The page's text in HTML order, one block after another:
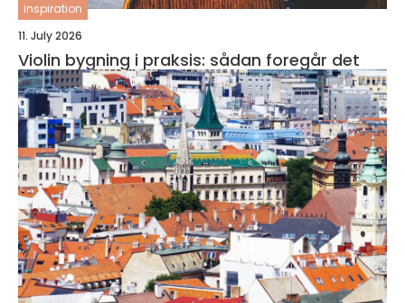
inspiration
11. July 2026
Violin bygning i praksis: sådan foregår det